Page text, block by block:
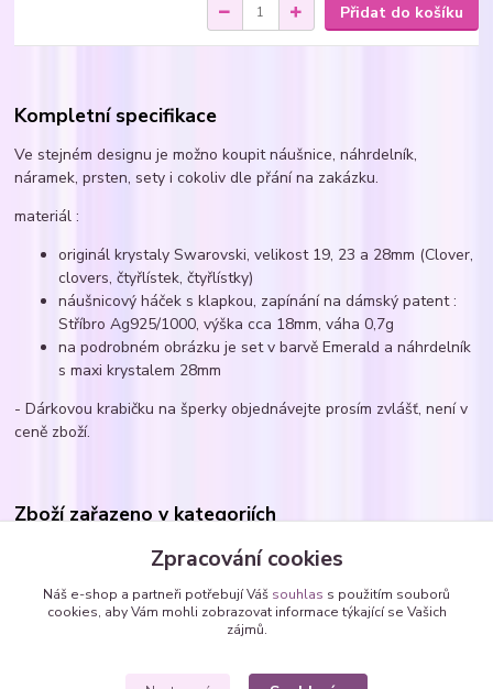
Přidat do košíku
Kompletní specifikace
Ve stejném designu je možno koupit náušnice, náhrdelník,
náramek, prsten, sety i cokoliv dle přání na zakázku.
materiál :
originál krystaly Swarovski, velikost 19, 23 a 28mm (Clover,
clovers, čtyřlístek, čtyřlístky)
náušnicový háček s klapkou, zapínání na dámský patent :
Stříbro Ag925/1000, výška cca 18mm, váha 0,7g
na podrobném obrázku je set v barvě Emerald a náhrdelník
s maxi krystalem 28mm
- Dárkovou krabičku na šperky objednávejte prosím zvlášť, není v
ceně zboží.
Zboží zařazeno v kategoriích
Náušnice - zavěšené SWAROVSKI krystaly
Náušnice s krystaly Swarovski
Zpracování cookies
Náš e-shop a partneři potřebují Váš souhlas s použitím souborů
cookies, aby Vám mohli zobrazovat informace týkající se Vašich
zájmů.